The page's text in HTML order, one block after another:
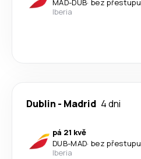
MAD-DUB· bez přestupu
Iberia
Dublin - Madrid 4 dni
pá 21 kvě
DUB-MAD· bez přestupu
Iberia